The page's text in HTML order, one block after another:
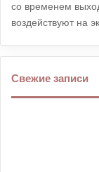
со временем
воздействуют на
Свежие записи